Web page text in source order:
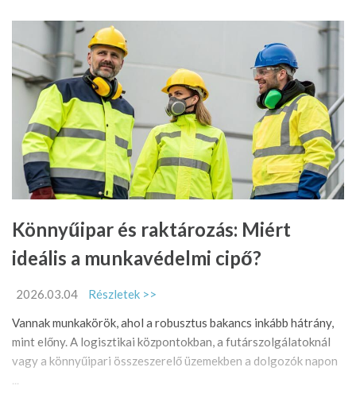
Könnyűipar és raktározás: Miért
ideális a munkavédelmi cipő?
2026.03.04
Részletek >>
Vannak munkakörök, ahol a robusztus bakancs inkább hátrány,
mint előny. A logisztikai központokban, a futárszolgálatoknál
vagy a könnyűipari összeszerelő üzemekben a dolgozók napon
...